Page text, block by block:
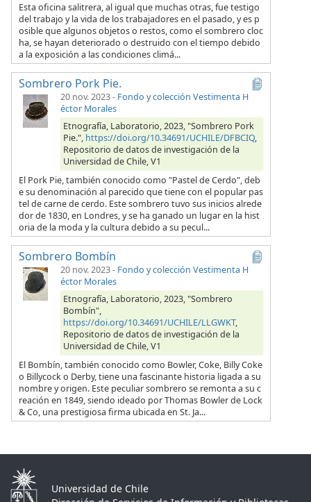
Esta oficina salitrera, al igual que muchas otras, fue testigo
del trabajo y la vida de los trabajadores en el pasado, y es p
osible que algunos objetos o restos, como el sombrero cloc
ha, se hayan deteriorado o destruido con el tiempo debido
a la exposición a las condiciones climá...
Sombrero Pork Pie.
20 nov. 2023- Fondo y colección Vestimenta H
éctor Morales
Etnografía, Laboratorio, 2023, "Sombrero Pork
Pie.", https://doi.org/10.34691/UCHILE/DFBCIQ,
Repositorio de datos de investigación de la
Universidad de Chile, V1
El Pork Pie, también conocido como "Pastel de Cerdo", deb
e su denominación al parecido que tiene con el popular pas
tel de carne de cerdo. Este sombrero tuvo sus inicios alrede
dor de 1830, en Londres, y se ha ganado un lugar en la hist
oria de la moda y la cultura debido a su pecul...
Sombrero Bombín
20 nov. 2023- Fondo y colección Vestimenta H
éctor Morales
Etnografía, Laboratorio, 2023, "Sombrero
Bombín",
https://doi.org/10.34691/UCHILE/LLGWKT,
Repositorio de datos de investigación de la
Universidad de Chile, V1
El Bombín, también conocido como Bowler, Coke, Billy Coke
o Billycock o Derby, tiene una fascinante historia ligada a su
nombre y origen. Este peculiar sombrero se remonta a su c
reación en 1849, siendo ideado por Thomas Bowler de Lock
& Co, una prestigiosa firma ubicada en St. Ja...
Universidad de Chile